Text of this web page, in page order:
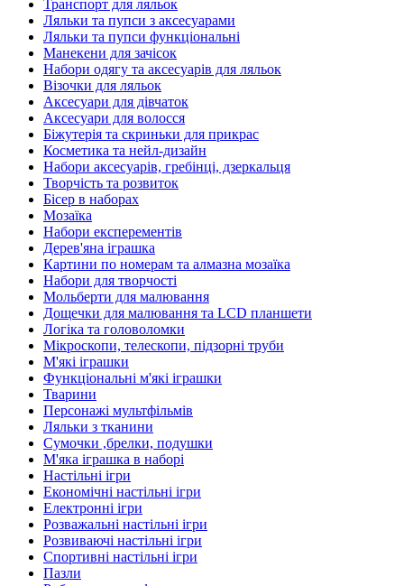
Транспорт для ляльок
Ляльки та пупси з аксесуарами
Ляльки та пупси функціональні
Манекени для зачісок
Набори одягу та аксесуарів для ляльок
Візочки для ляльок
Аксесуари для дівчаток
Аксесуари для волосся
Біжутерія та скриньки для прикрас
Косметика та нейл-дизайн
Набори аксесуарів, гребінці, дзеркальця
Творчість та розвиток
Бісер в наборах
Мозаїка
Набори експерементів
Дерев'яна іграшка
Картини по номерам та алмазна мозаїка
Набори для творчості
Мольберти для малювання
Дощечки для малювання та LCD планшети
Логіка та головоломки
Мікроскопи, телескопи, підзорні труби
М'які іграшки
Функціональні м'які іграшки
Тварини
Персонажі мультфільмів
Ляльки з тканини
Сумочки ,брелки, подушки
М'яка іграшка в наборі
Настільні ігри
Економічні настільні ігри
Електронні ігри
Розважальні настільні ігри
Розвиваючі настільні ігри
Спортивні настільні ігри
Пазли